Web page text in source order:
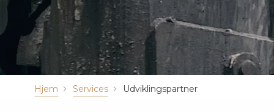
Hjem Services Udviklingspartner